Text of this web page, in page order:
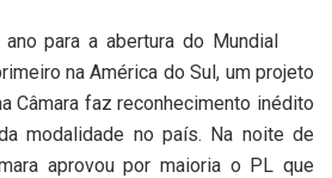
para a abertura do Mundial
na América do Sul, um projeto
Câmara faz reconhecimento inédito
modalidade no país. Na noite de
aprovou por maioria o PL que